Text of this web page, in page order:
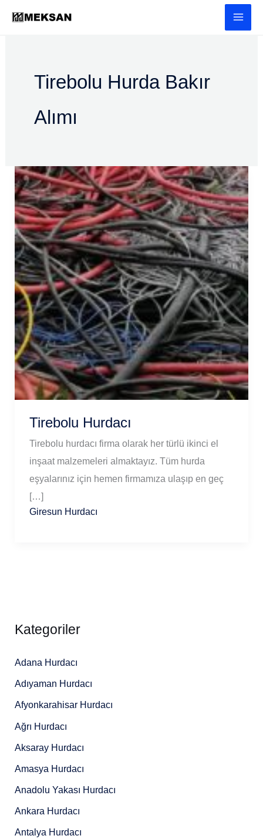
atla
Tirebolu Hurda Bakır
Alımı
Tirebolu Hurdacı
Tirebolu hurdacı firma olarak her türlü ikinci el
inşaat malzemeleri almaktayız. Tüm hurda
eşyalarınız için hemen firmamıza ulaşıp en geç
[…]
Giresun Hurdacı
Kategoriler
Adana Hurdacı
Adıyaman Hurdacı
Afyonkarahisar Hurdacı
Ağrı Hurdacı
Aksaray Hurdacı
Amasya Hurdacı
Anadolu Yakası Hurdacı
Ankara Hurdacı
Antalya Hurdacı